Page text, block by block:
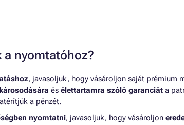
a nyomtatóhoz?
, javasoljuk, hogy vásároljon saját prémium
és élettartamra szóló garanciát a
a pénzét.
nyomtatni, javasoljuk, hogy vásároljon